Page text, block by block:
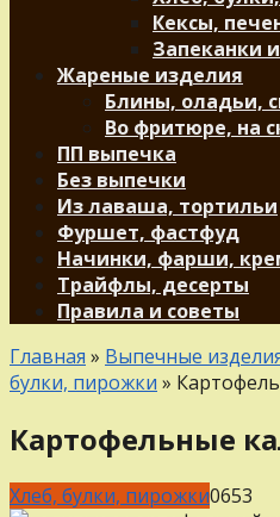
Кексы,
Запеканки
Жареные изделия
Блины, оладьи,
Во фритюре, на
ПП выпечка
Без выпечки
Из лаваша, тортильи
Фуршет, фастфуд
Начинки, фарши,
Трайфлы, десерты
Правила и советы
Главная » Выпечные
булки, пирожки »
Картофельные
Хлеб, булки, пирожки0653